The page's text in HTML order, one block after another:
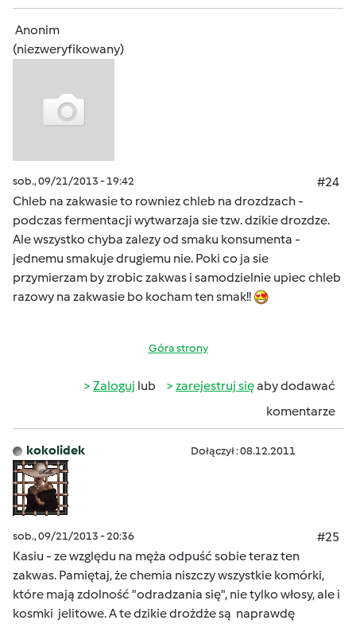
Anonim
(niezweryfikowany)
sob., 09/21/2013 - 19:42
#24
Chleb na zakwasie to rowniez chleb na drozdzach -
podczas fermentacji wytwarzaja sie tzw. dzikie drozdze.
Ale wszystko chyba zalezy od smaku konsumenta -
jednemu smakuje drugiemu nie. Poki co ja sie
przymierzam by zrobic zakwas i samodzielnie upiec chleb
razowy na zakwasie bo kocham ten smak!!
Góra strony
Zaloguj lub zarejestruj sięaby dodawać
komentarze
kokolidek Dołączył : 08.12.2011
sob., 09/21/2013 - 20:36
#25
Kasiu - ze względu na męża odpuść sobie teraz ten
zakwas. Pamiętaj, że chemia niszczy wszystkie komórki,
które mają zdolność "odradzania się", nie tylko włosy, ale i
kosmki jelitowe. A te dzikie drożdże są naprawdę